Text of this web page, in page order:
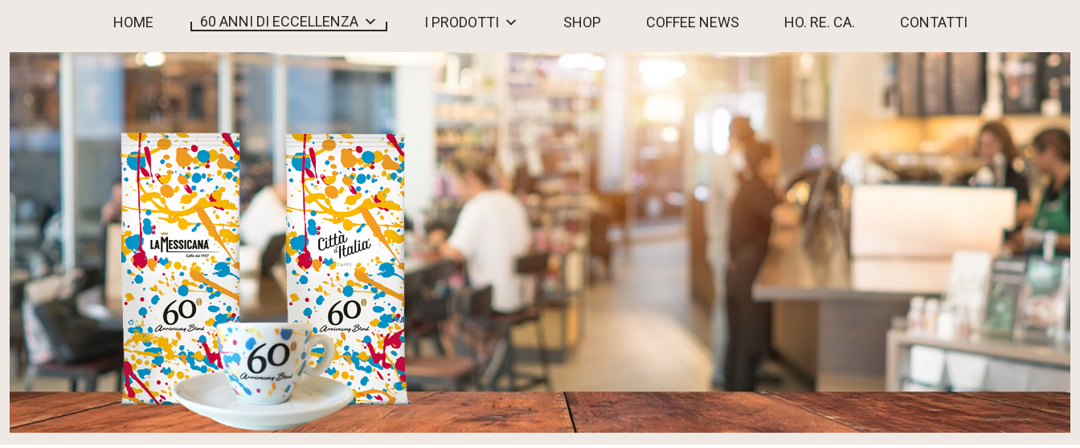
HOME 60 ANNI DI ECCELLENZA I PRODOTTI SHOP COFFEE NEWS HO. RE. CA. CONTATTI